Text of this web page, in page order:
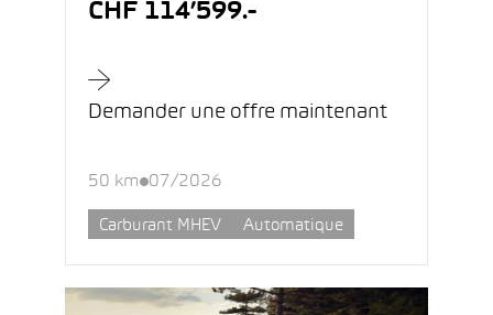
CHF 114’599.-
Demander une offre maintenant
50 km 07/2026
Carburant MHEV Automatique